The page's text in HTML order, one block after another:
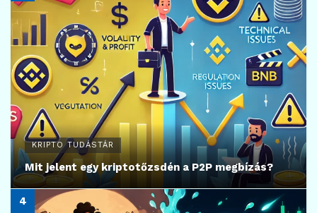
KRIPTO TUDÁSTÁR
Mit jelent egy kriptotőzsdén a P2P megbízás?